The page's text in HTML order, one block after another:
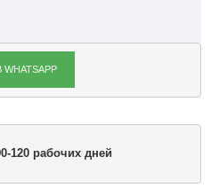
120 рабочих дней